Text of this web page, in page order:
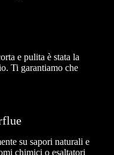
e pulita è stata la
Ti garantiamo che
su sapori naturali e
chimici o esaltatori